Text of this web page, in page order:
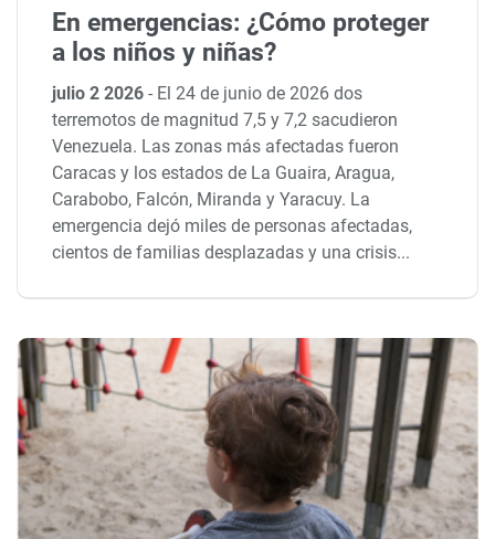
En emergencias: ¿Cómo proteger
a los niños y niñas?
julio 2 2026- El 24 de junio de 2026 dos
terremotos de magnitud 7,5 y 7,2 sacudieron
Venezuela. Las zonas más afectadas fueron
Caracas y los estados de La Guaira, Aragua,
Carabobo, Falcón, Miranda y Yaracuy. La
emergencia dejó miles de personas afectadas,
cientos de familias desplazadas y una crisis...